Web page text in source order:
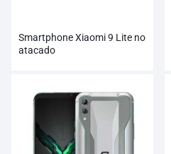
Smartphone Xiaomi 9 Lite no
atacado